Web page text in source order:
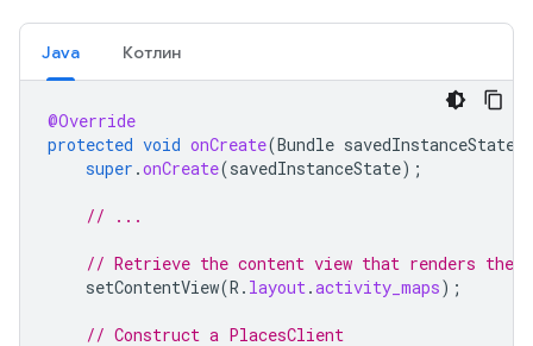
Java Котлин
@Override
protected void onCreate(Bundle savedInstanceState
super .onCreate(savedInstanceState);
// ...
// Retrieve the content view that renders the
setContentView(R . layout .activity_maps);
// Construct a PlacesClient